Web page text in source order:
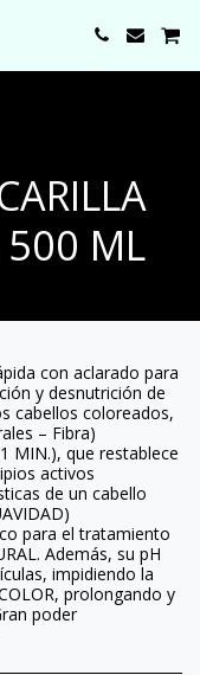
500 ML
con aclarado para
y desnutrición de
cabellos coloreados,
– Fibra)
MIN.), que restablece
activos
de un cabello
para el tratamiento
Además, su pH
impidiendo la
prolongando y
poder